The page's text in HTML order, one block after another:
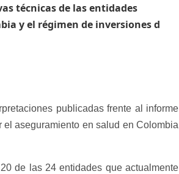
técnicas de las entidades
y el régimen de inversiones d
publicadas frente al informe
aseguramiento en salud en Colombia
de las 24 entidades que actualmente